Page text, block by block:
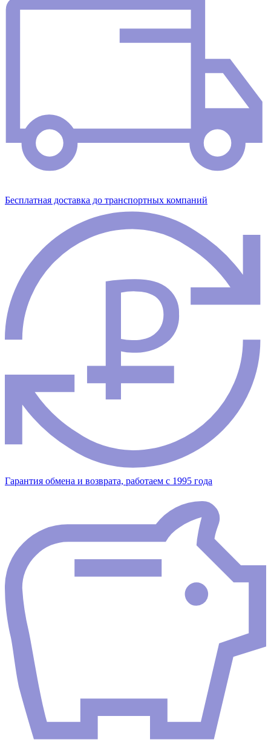
Бесплатная доставка до транспортных компаний
Гарантия обмена и возврата, работаем с 1995 года